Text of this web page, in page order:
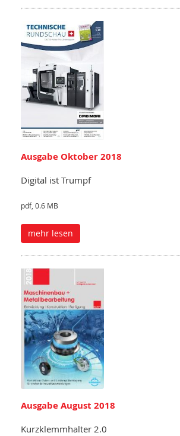
Ausgabe Oktober 2018
Digital ist Trumpf
pdf, 0.6 MB
mehr lesen
Ausgabe August 2018
Kurzklemmhalter 2.0